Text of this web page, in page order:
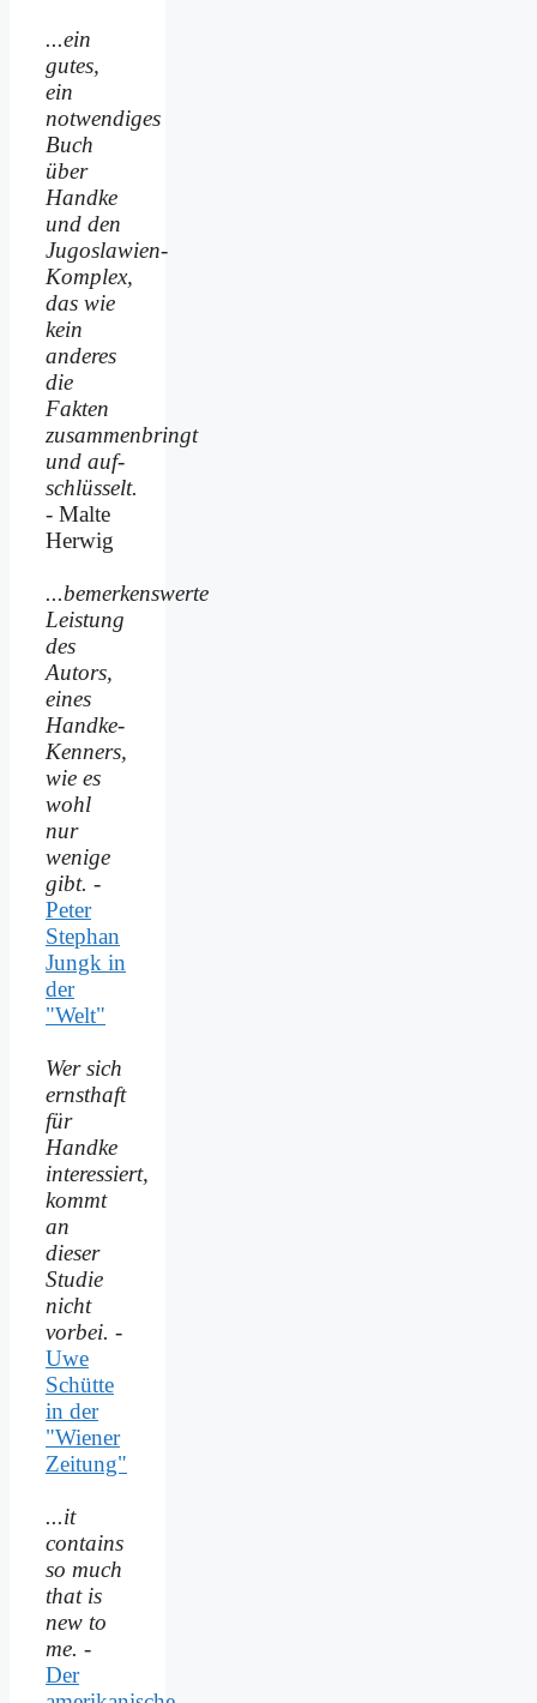
...ein
gutes,
ein
notwendiges
Buch
über
Handke
und den
Jugoslawien-
Komplex,
das wie
kein
anderes
die
Fakten
zusammenbringt
und auf­
schlüsselt.
- Malte
Herwig
...bemerkenswerte
Leistung
des
Autors,
eines
Handke-
Kenners,
wie es
wohl
nur
wenige
gibt. -
Peter
Stephan
Jungk in
der
"Welt"
Wer sich
ernsthaft
für
Handke
interessiert,
kommt
an
dieser
Studie
nicht
vorbei. -
Uwe
Schütte
in der
"Wiener
Zeitung"
...it
contains
so much
that is
new to
me. -
Der